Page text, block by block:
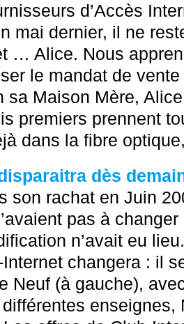
d’Accès
mai dernier, il ne
… Alice. Nous
le mandat de
sa Maison Mère,
premiers prennent
dans la fibre
dès
son rachat en Juin
pas à
n’avait eu
changera : il
Neuf (à gauche),